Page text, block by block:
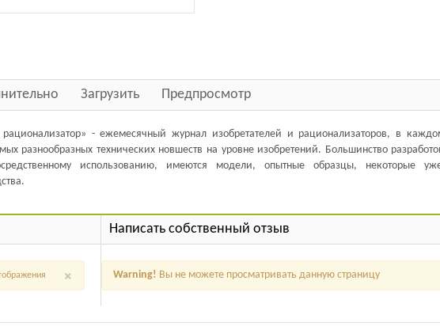
Загрузить Предпросмотр
- ежемесячный журнал изобретателей и рационализаторов, в
разнообразных технических новшеств на уровне изобретений. Большинство
использованию, имеются модели, опытные образцы, некоторые
×
Написать собственный отзыв
Warning! Вы не можете просматривать данную страницу